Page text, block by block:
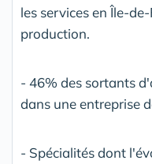
les services en Île-
production.
- 46% des sortants
dans une entreprise
- Spécialités dont